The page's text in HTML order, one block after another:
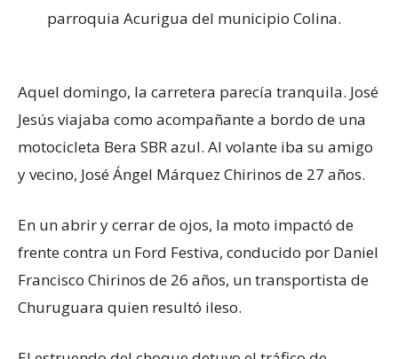
parroquia Acurigua del municipio Colina.
Aquel domingo, la carretera parecía tranquila. José
Jesús viajaba como acompañante a bordo de una
motocicleta Bera SBR azul. Al volante iba su amigo
y vecino, José Ángel Márquez Chirinos de 27 años.
En un abrir y cerrar de ojos, la moto impactó de
frente contra un Ford Festiva, conducido por Daniel
Francisco Chirinos de 26 años, un transportista de
Churuguara quien resultó ileso.